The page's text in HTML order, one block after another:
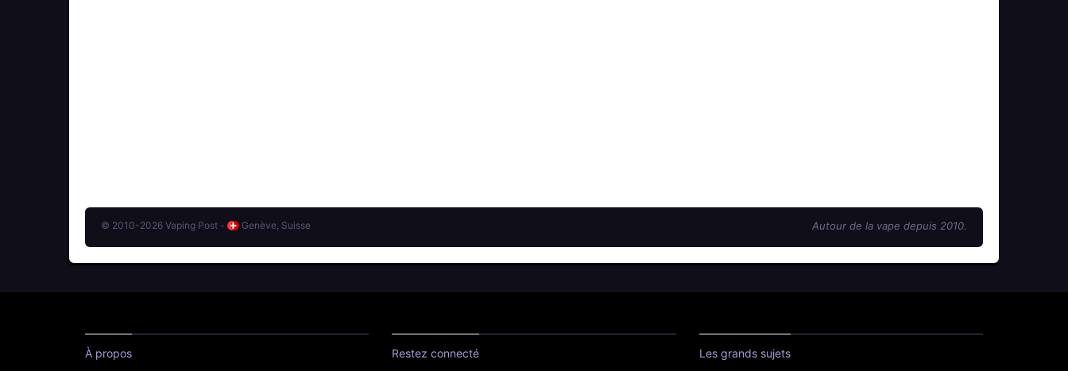
© 2010-2026 Vaping Post - Genève, Suisse Autour de la vape depuis 2010.
À propos Restez connecté Les grands sujets